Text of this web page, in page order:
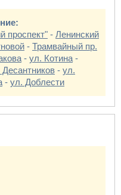
проспект" - Ленинский
- Трамвайный пр.
- ул. Котина -
Десантников - ул.
- ул. Доблести